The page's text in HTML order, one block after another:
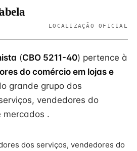
LOCALIZAÇÃO OFICIAL
(CBO 5211-40) pertence à
do comércio em lojas e
grande grupo dos
vendedores do
mercados .
dos serviços, vendedores do